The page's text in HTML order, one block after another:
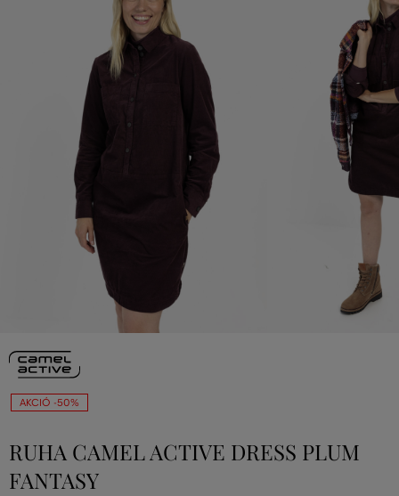
AKCIÓ -50%
RUHA CAMEL ACTIVE DRESS PLUM
FANTASY